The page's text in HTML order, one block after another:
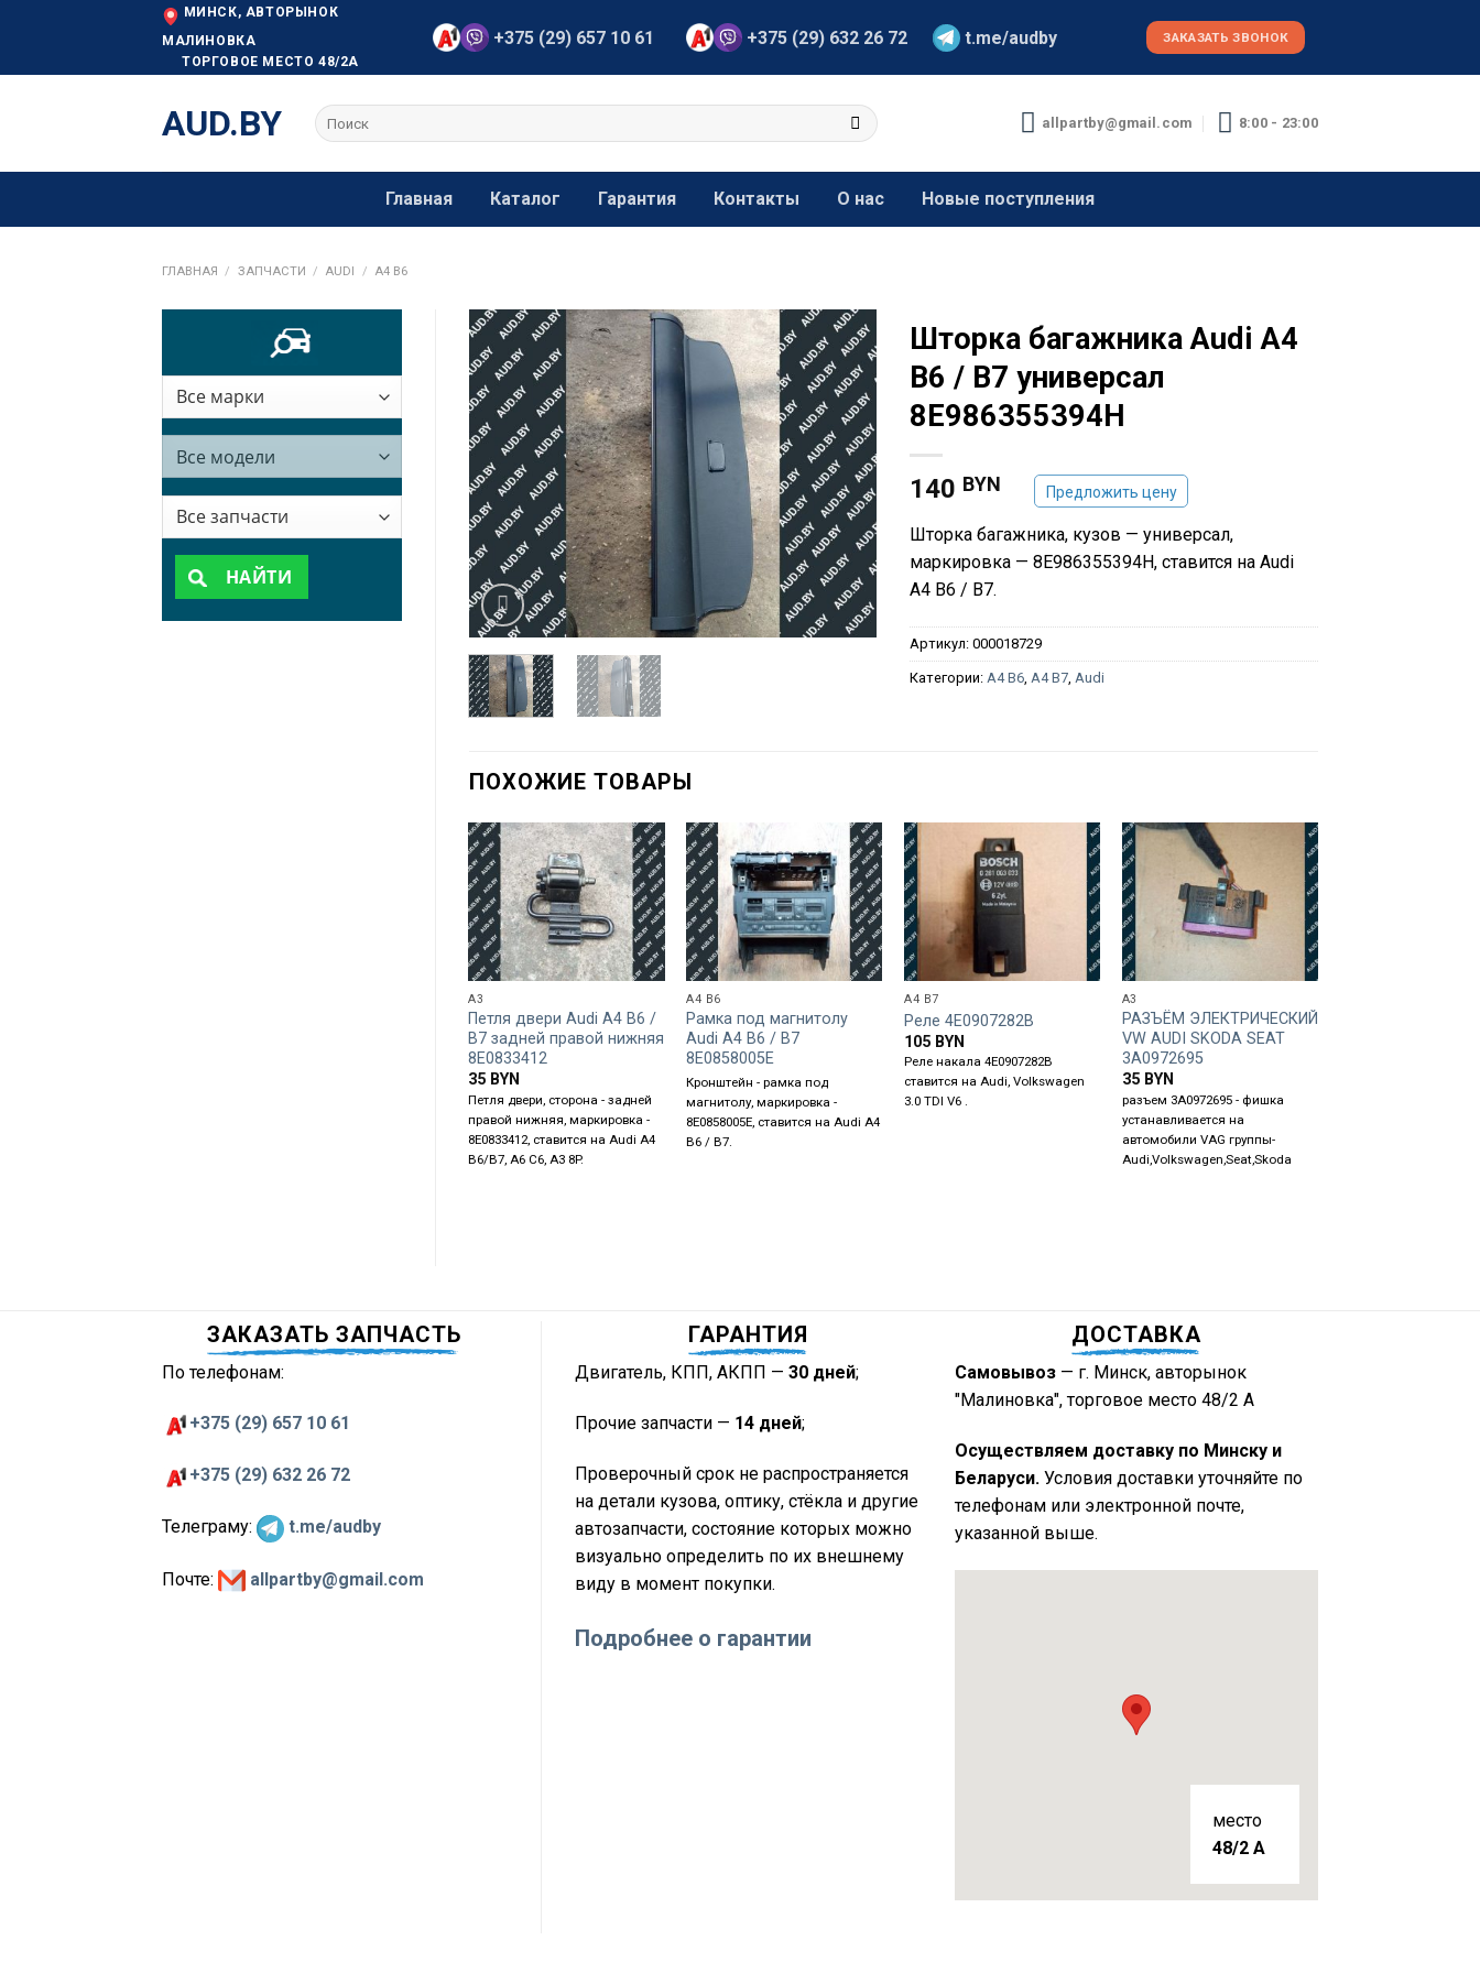
МИНСК, АВТОРЫНОК
МАЛИНОВКА
ТОРГОВОЕ МЕСТО 48/2А
+375 (29) 657 10 61 +375 (29) 632 26 72 t.me/audby ЗАКАЗАТЬ ЗВОНОК
AUD.BY Искать: allpartby@gmail.com 8:00 - 23:00
Главная Каталог Гарантия Контакты О нас Новые поступления
ГЛАВНАЯ / ЗАПЧАСТИ / AUDI / A4 B6
НАЙТИ
Шторка багажника Audi A4
B6 / B7 универсал
8E986355394H
140 BYN Предложить цену
Шторка багажника, кузов — универсал,
маркировка — 8E986355394H, ставится на Audi
A4 B6 / B7.
Артикул:000018729
Категории: A4 B6 A4 B7 Audi
ПОХОЖИЕ ТОВАРЫ
A3
Петля двери Audi A4 B6 /
B7 задней правой нижняя
8E0833412
35 BYN
Петля двери, сторона - задней
правой нижняя, маркировка -
8E0833412, ставится на Audi A4
B6/B7, A6 C6, A3 8P.
A4 B6
Рамка под магнитолу
Audi A4 B6 / B7
8E0858005E
Кронштейн - рамка под
магнитолу, маркировка -
8E0858005E, ставится на Audi A4
B6 / B7.
A4 B7
Реле 4E0907282B
105 BYN
Реле накала 4E0907282B
ставится на Audi, Volkswagen
3.0 TDI V6 .
A3
РАЗЪЁМ ЭЛЕКТРИЧЕСКИЙ
VW AUDI SKODA SEAT
3A0972695
35 BYN
разъем 3A0972695 - фишка
устанавливается на
автомобили VAG группы-
Audi,Volkswagen,Seat,Skoda
ЗАКАЗАТЬ ЗАПЧАСТЬ
По телефонам:
+375 (29) 657 10 61
+375 (29) 632 26 72
Телеграму: t.me/audby
Почте: allpartby@gmail.com
ГАРАНТИЯ
Двигатель, КПП, АКПП — 30 дней;
Прочие запчасти — 14 дней;
Проверочный срок не распространяется
на детали кузова, оптику, стёкла и другие
автозапчасти, состояние которых можно
визуально определить по их внешнему
виду в момент покупки.
Подробнее о гарантии
ДОСТАВКА
Самовывоз— г. Минск, авторынок
"Малиновка", торговое место 48/2 А
Осуществляем доставку по Минску и
Беларуси.Условия доставки уточняйте по
телефонам или электронной почте,
указанной выше.
место
48/2 A